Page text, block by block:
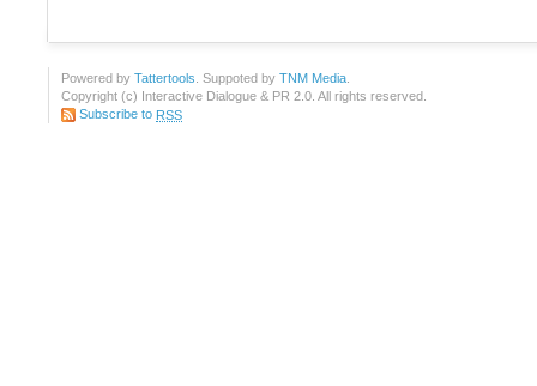
Powered by Tattertools . Suppoted by TNM Media
Copyright (c) Interactive Dialogue & PR 2.0. All rights reserved.
Subscribe to RSS